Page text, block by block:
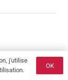
j'utilise
OK